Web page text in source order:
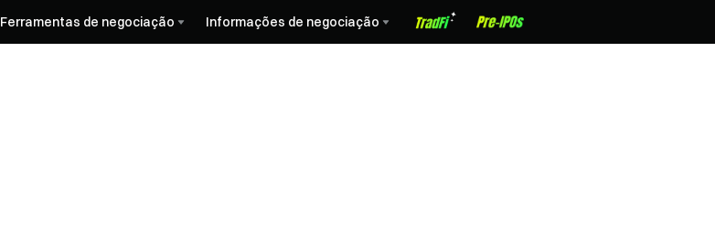
Ferramentas de negociação Informações de negociação